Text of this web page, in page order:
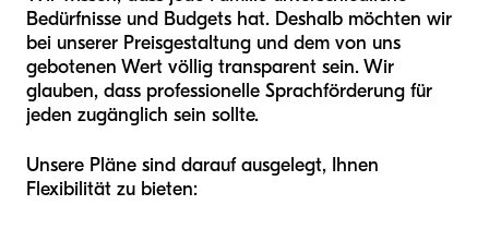
Bedürfnisse und Budgets hat. Deshalb möchten wir
bei unserer Preisgestaltung und dem von uns
gebotenen Wert völlig transparent sein. Wir
glauben, dass professionelle Sprachförderung für
jeden zugänglich sein sollte.
Unsere Pläne sind darauf ausgelegt, Ihnen
Flexibilität zu bieten: